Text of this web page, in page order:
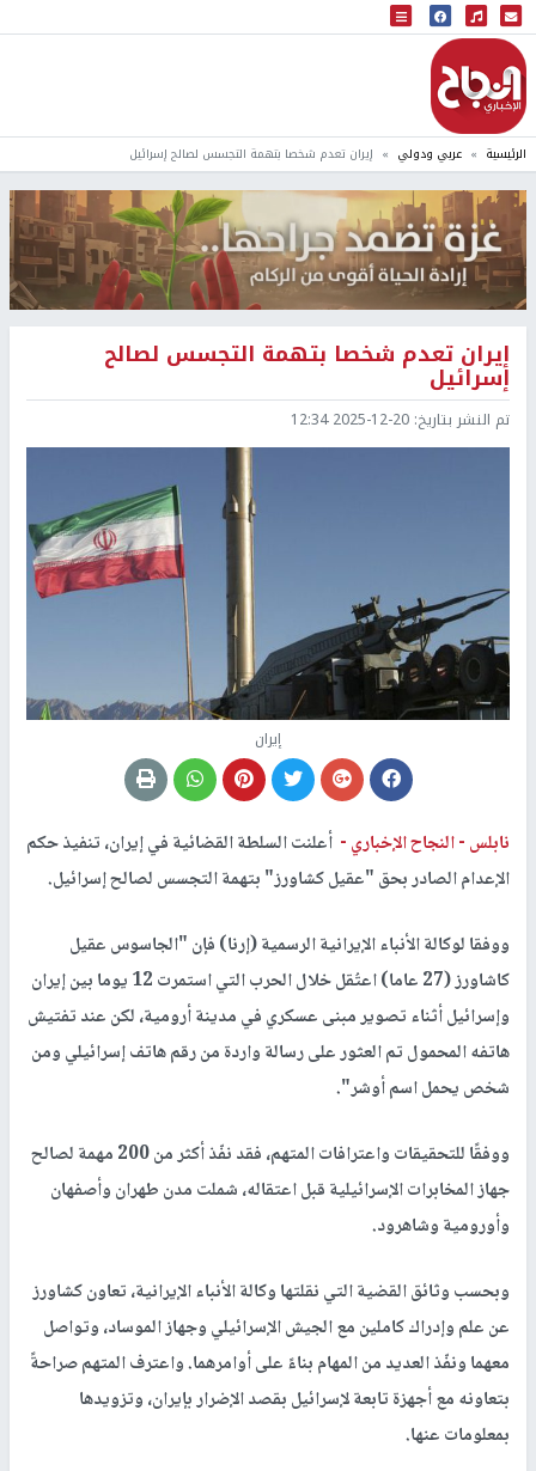
البث المباشر
إذاعة النجاح
الرئيسية عربي ودولي إيران تعدم شخصا بتهمة التجسس لصالح إسرائيل
إيران تعدم شخصا بتهمة التجسس لصالح
إسرائيل
تم النشر بتاريخ: 2025-12-20 12:34
إيران
نابلس -النجاح الإخباري - أعلنت السلطة القضائية في ​إيران​، تنفيذ حكم
الإعدام الصادر بحق ​"عقيل كشاورز​" بتهمة التجسس لصالح ​إسرائيل​.
ووفقا لوكالة الأنباء الإيرانية الرسمية (إرنا) فإن "الجاسوس عقيل
كاشاورز (27 عاما) اعتُقل خلال الحرب التي استمرت 12 يوما بين إيران
وإسرائيل أثناء تصوير مبنى عسكري في مدينة أرومية، لكن عند تفتيش
هاتفه المحمول تم العثور على رسالة واردة من رقم هاتف إسرائيلي ومن
شخص يحمل اسم أوشر".
ووفقًا للتحقيقات واعترافات المتهم، فقد نفّذ أكثر من 200 مهمة لصالح
جهاز المخابرات الإسرائيلية قبل اعتقاله، شملت مدن ​طهران​ وأصفهان
وأورومية وشاهرود.
وبحسب وثائق القضية التي نقلتها وكالة الأنباء الإيرانية، تعاون كشاورز
عن علم وإدراك كاملين مع الجيش الإسرائيلي وجهاز الموساد، وتواصل
معهما ونفّذ العديد من المهام بناءً على أوامرهما. واعترف المتهم صراحةً
بتعاونه مع أجهزة تابعة لإسرائيل بقصد الإضرار بإيران، وتزويدها
بمعلومات عنها.